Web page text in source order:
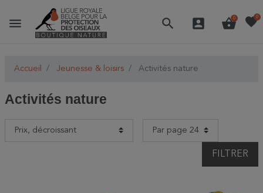
menu search account_box shopping_basket
0 favorite0
Accueil Jeunesse & loisirs Activités nature
Activités nature
FILTRER